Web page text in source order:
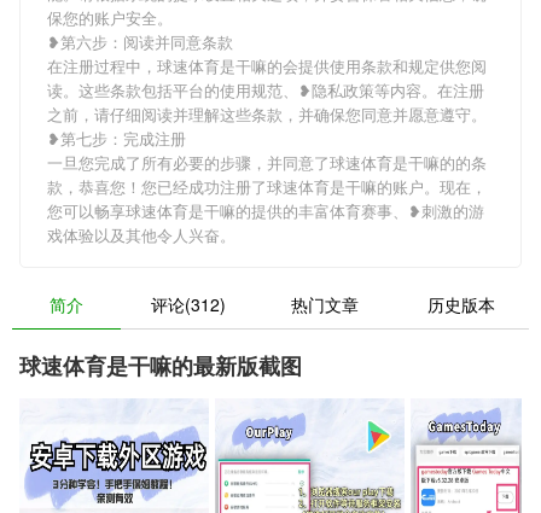
保您的账户安全。
❥第六步：阅读并同意条款
在注册过程中，球速体育是干嘛的会提供使用条款和规定供您阅
读。这些条款包括平台的使用规范、❥隐私政策等内容。在注册
之前，请仔细阅读并理解这些条款，并确保您同意并愿意遵守。
❥第七步：完成注册
一旦您完成了所有必要的步骤，并同意了球速体育是干嘛的的条
款，恭喜您！您已经成功注册了球速体育是干嘛的账户。现在，
您可以畅享球速体育是干嘛的提供的丰富体育赛事、❥刺激的游
戏体验以及其他令人兴奋。
简介 评论(312) 热门文章 历史版本
球速体育是干嘛的最新版截图